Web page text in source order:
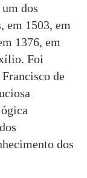
dos
em 1503, em
1376, em
Foi
de
dos